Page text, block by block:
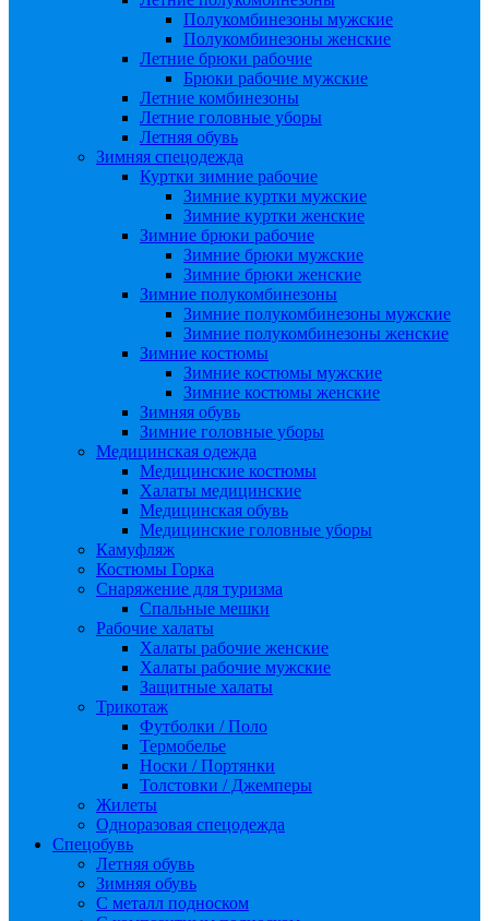
Полукомбинезоны мужские
Полукомбинезоны женские
Летние брюки рабочие
Брюки рабочие мужские
Летние комбинезоны
Летние головные уборы
Летняя обувь
Зимняя спецодежда
Куртки зимние рабочие
Зимние куртки мужские
Зимние куртки женские
Зимние брюки рабочие
Зимние брюки мужские
Зимние брюки женские
Зимние полукомбинезоны
Зимние полукомбинезоны мужские
Зимние полукомбинезоны женские
Зимние костюмы
Зимние костюмы мужские
Зимние костюмы женские
Зимняя обувь
Зимние головные уборы
Медицинская одежда
Медицинские костюмы
Халаты медицинские
Медицинская обувь
Медицинские головные уборы
Камуфляж
Костюмы Горка
Снаряжение для туризма
Спальные мешки
Рабочие халаты
Халаты рабочие женские
Халаты рабочие мужские
Защитные халаты
Трикотаж
Футболки / Поло
Термобелье
Носки / Портянки
Толстовки / Джемперы
Жилеты
Одноразовая спецодежда
Спецобувь
Летняя обувь
Зимняя обувь
С металл подноском